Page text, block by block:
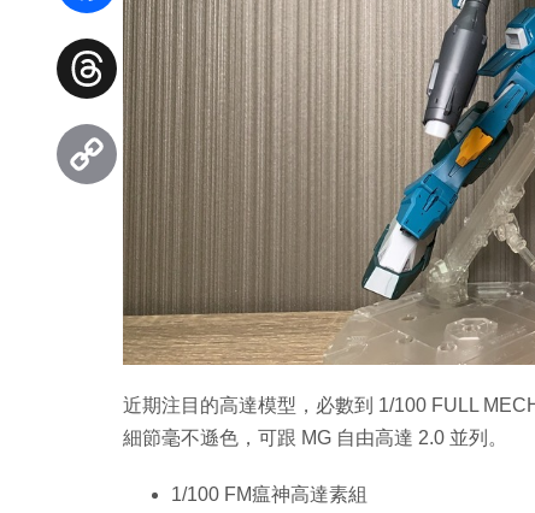
近期注目的高達模型，必數到 1/100 FULL
細節毫不遜色，可跟 MG 自由高達 2.0 並列。
1/100 FM瘟神高達素組
Facebook
Threads